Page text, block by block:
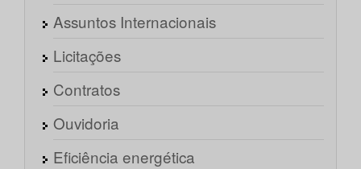
Assuntos Internacionais
Licitações
Contratos
Ouvidoria
Eficiência energética